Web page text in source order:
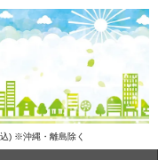
) ※沖縄・離島除く